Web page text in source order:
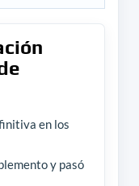
en los
y pasó